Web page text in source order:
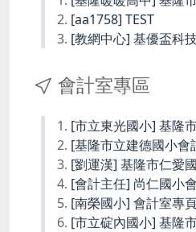
[aa1758] TEST
[教網中心] 基優盃科
會計室專區
[市立東光國小] 基隆
[基隆市立建德國小會
[劉運漢] 基隆市仁愛
[會計主任] 尚仁國小
[南榮國小] 會計室專
[市立碇內國小] 基隆